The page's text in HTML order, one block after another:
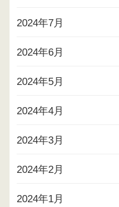
2024年7月
2024年6月
2024年5月
2024年4月
2024年3月
2024年2月
2024年1月